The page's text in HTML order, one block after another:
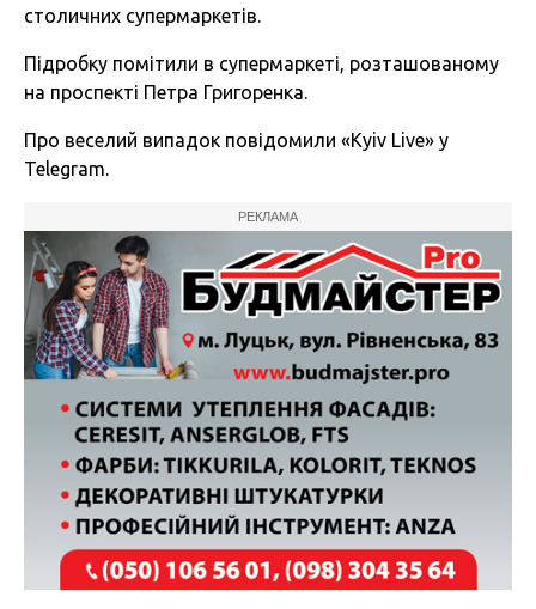
столичних супермаркетів.
Підробку помітили в супермаркеті, розташованому
на проспекті Петра Григоренка.
Про веселий випадок повідомили «Kyiv Live» у
Telegram.
РЕКЛАМА